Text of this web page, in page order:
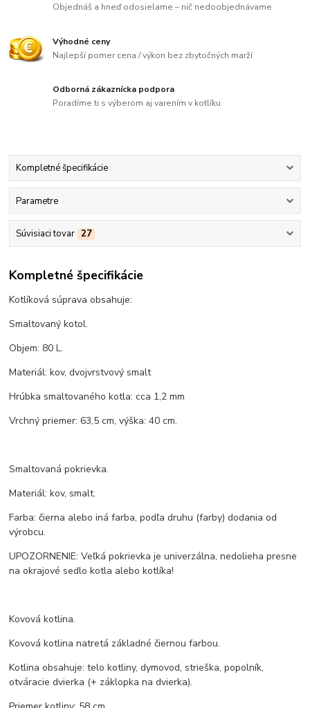
Objednáš a hneď odosielame – nič nedoobjednávame
Výhodné ceny
Najlepší pomer cena / výkon bez zbytočných marží
Odborná zákaznícka podpora
Poradíme ti s výberom aj varením v kotlíku
Kompletné špecifikácie
Parametre
Súvisiaci tovar 27
Kompletné špecifikácie
Kotlíková súprava obsahuje:
Smaltovaný kotol.
Objem: 80 L.
Materiál: kov, dvojvrstvový smalt
Hrúbka smaltovaného kotla: cca 1,2 mm
Vrchný priemer: 63,5 cm, výška: 40 cm.
Smaltovaná pokrievka.
Materiál: kov, smalt.
Farba: čierna alebo iná farba, podľa druhu (farby) dodania od
výrobcu.
UPOZORNENIE: Veľká pokrievka je univerzálna, nedolieha presne
na okrajové sedlo kotla alebo kotlíka!
Kovová kotlina.
Kovová kotlina natretá základné čiernou farbou.
Kotlina obsahuje: telo kotliny, dymovod, strieška, popolník,
otváracie dvierka (+ záklopka na dvierka).